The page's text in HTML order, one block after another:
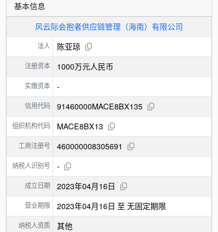
基本信息
风云际会抱者供应链管理（海南）有限公司
法人 陈亚琼
注册资本 1000万元人民币
实缴资本 -
信用代码 91460000MACE8BX135
组织机构代码 MACE8BX13
工商注册号 460000008305691
纳税人识别号 -
成立日期 2023年04月16日
营业期限 2023年04月16日 至 无固定期限
纳税人资质 其他